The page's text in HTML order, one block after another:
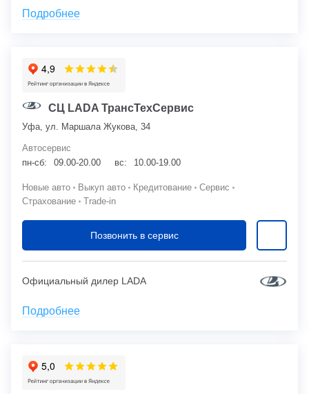
Подробнее
СЦ LADA ТрансТехСервис
Уфа, ул. Маршала Жукова, 34
Автосервис
пн-сб:
09.00-20.00 вс: 10.00-19.00
Новые авто Выкуп авто Кредитование
Сервис
Страхование
Trade-in
Позвонить в сервис
Официальный дилер LADA
Подробнее